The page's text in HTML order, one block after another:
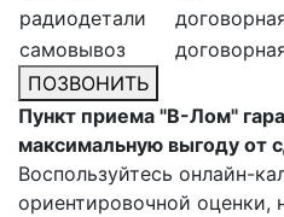
радиодетали
самовывоз
ПОЗВОНИТЬ
Пункт приема "В-Лом"
максимальную выгоду от
Воспользуйтесь онлайн-
ориентировочной оценки,